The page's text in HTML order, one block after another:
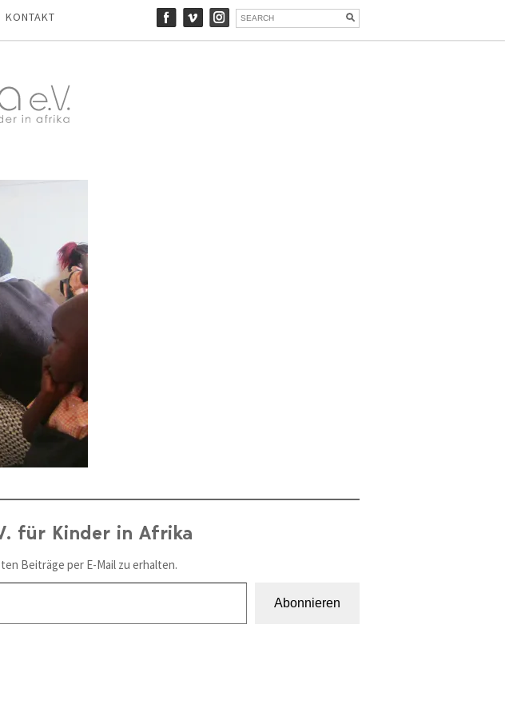
KONTAKT
für Kinder in Afrika
Beiträge per E-Mail zu erhalten.
Abonnieren